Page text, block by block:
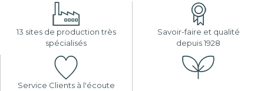
13 sites de production très
spécialisés
Savoir-faire et qualité
depuis 1928
Service Clients à l'écoute